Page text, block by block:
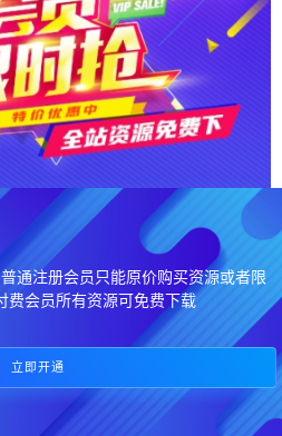
通注册会员只能原价购买资源或者限
费会员所有资源可免费下载
立即开通